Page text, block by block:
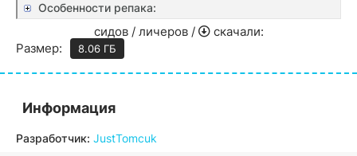
Особенности репака:
сидов / личеров /
скачали:
Размер:
8.06 ГБ
Информация
Разработчик: JustTomcuk